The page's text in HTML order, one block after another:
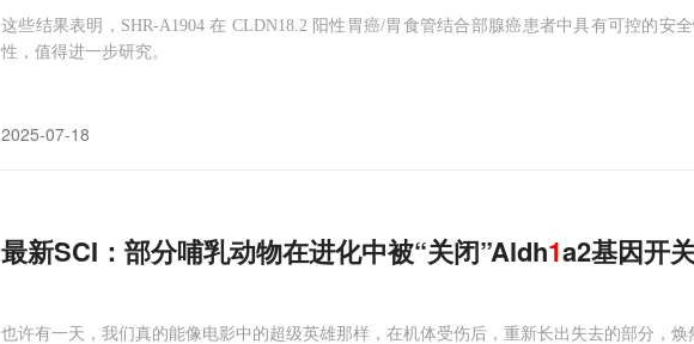
这些结果表明，SHR-A1904 在 CLDN18.2 阳性胃癌/胃食管结合部腺癌患者中具有可控的安
性，值得进一步研究。
2025-07-18
最新SCI：部分哺乳动物在进化中被“关闭”Aldh1a2基因开
也许有一天，我们真的能像电影中的超级英雄那样，在机体受伤后，重新长出失去的部分，焕